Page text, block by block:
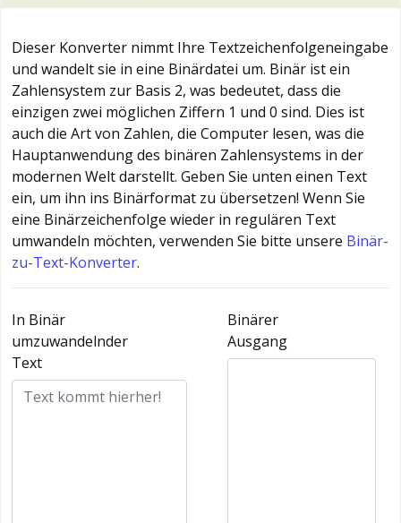
Dieser Konverter nimmt Ihre Textzeichenfolgeneingabe
und wandelt sie in eine Binärdatei um. Binär ist ein
Zahlensystem zur Basis 2, was bedeutet, dass die
einzigen zwei möglichen Ziffern 1 und 0 sind. Dies ist
auch die Art von Zahlen, die Computer lesen, was die
Hauptanwendung des binären Zahlensystems in der
modernen Welt darstellt. Geben Sie unten einen Text
ein, um ihn ins Binärformat zu übersetzen! Wenn Sie
eine Binärzeichenfolge wieder in regulären Text
umwandeln möchten, verwenden Sie bitte unsere Binär-
zu-Text-Konverter.
In Binär
umzuwandelnder
Text
Binärer
Ausgang